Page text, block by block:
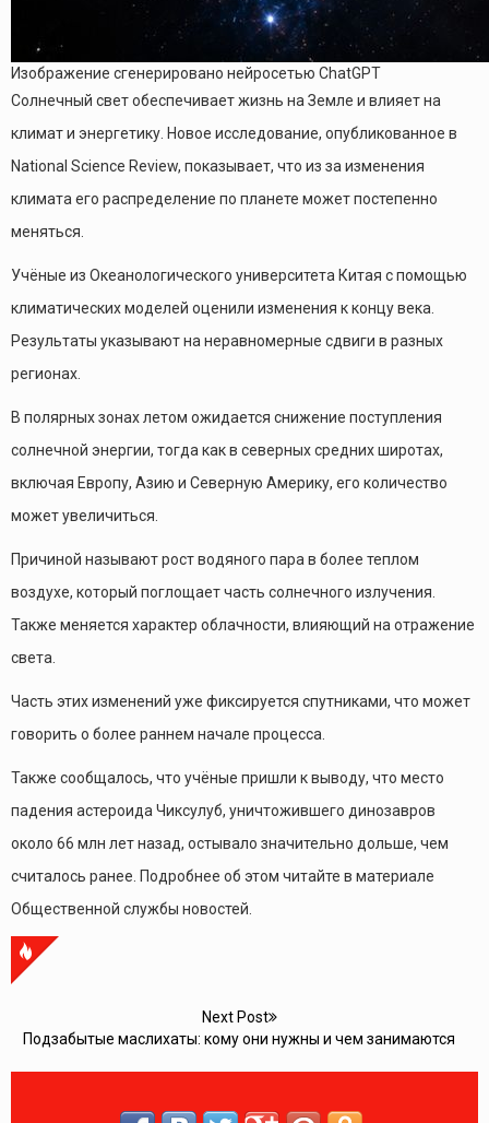
Изображение сгенерировано нейросетью ChatGPT
Солнечный свет обеспечивает жизнь на Земле и влияет на
климат и энергетику. Новое исследование, опубликованное в
National Science Review, показывает, что из за изменения
климата его распределение по планете может постепенно
меняться.
Учёные из Океанологического университета Китая с помощью
климатических моделей оценили изменения к концу века.
Результаты указывают на неравномерные сдвиги в разных
регионах.
В полярных зонах летом ожидается снижение поступления
солнечной энергии, тогда как в северных средних широтах,
включая Европу, Азию и Северную Америку, его количество
может увеличиться.
Причиной называют рост водяного пара в более теплом
воздухе, который поглощает часть солнечного излучения.
Также меняется характер облачности, влияющий на отражение
света.
Часть этих изменений уже фиксируется спутниками, что может
говорить о более раннем начале процесса.
Также сообщалось, что учёные пришли к выводу, что место
падения астероида Чиксулуб, уничтожившего динозавров
около 66 млн лет назад, остывало значительно дольше, чем
считалось ранее. Подробнее об этом читайте в материале
Общественной службы новостей.
Next Post
Подзабытые маслихаты: кому они нужны и чем занимаются